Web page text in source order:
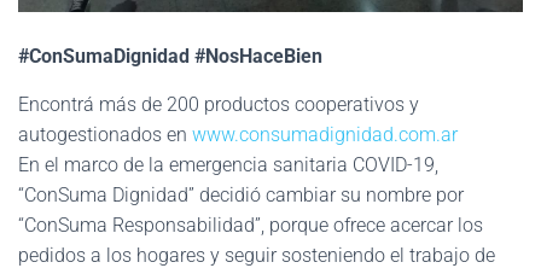
#ConSumaDignidad #NosHaceBien
Encontrá más de 200 productos cooperativos y
autogestionados en www.consumadignidad.com.ar
En el marco de la emergencia sanitaria COVID-19,
“ConSuma Dignidad” decidió cambiar su nombre por
“ConSuma Responsabilidad”, porque ofrece acercar los
pedidos a los hogares y seguir sosteniendo el trabajo de